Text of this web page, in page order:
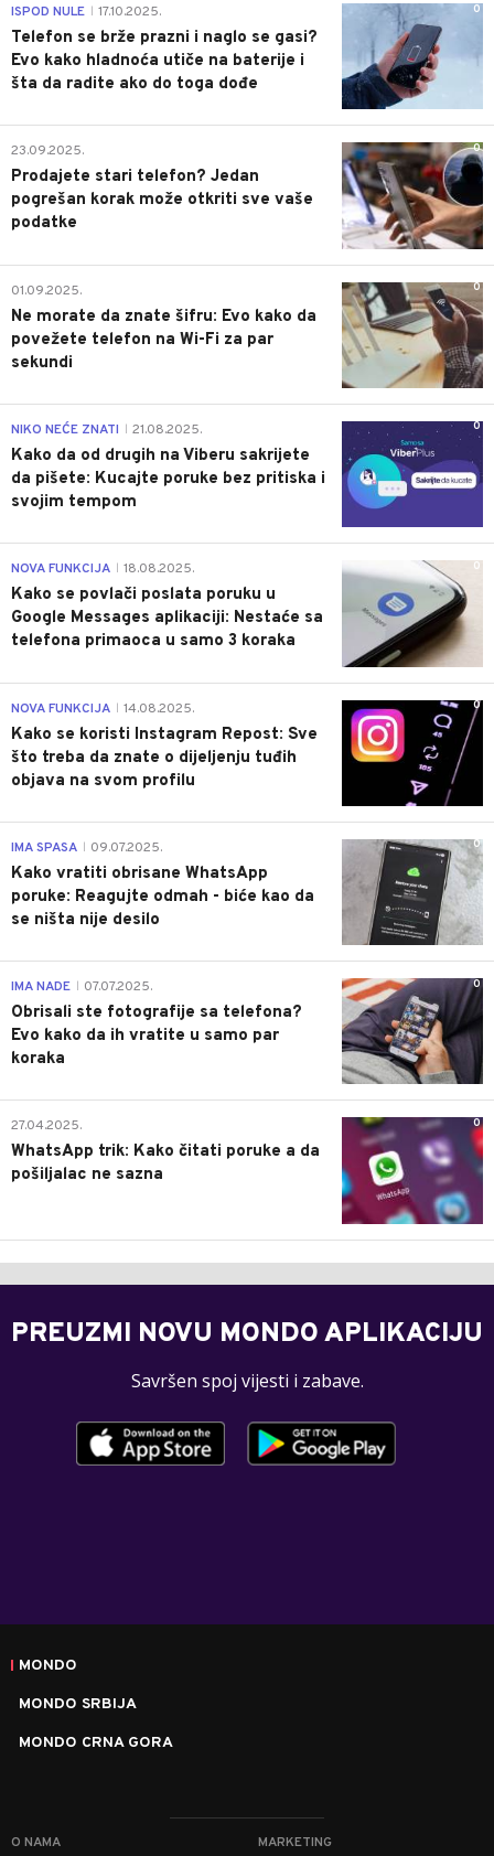
0
ISPOD NULE 17.10.2025.
Telefon se brže prazni i naglo se gasi?
Evo kako hladnoća utiče na baterije i
šta da radite ako do toga dođe
0
23.09.2025.
Prodajete stari telefon? Jedan
pogrešan korak može otkriti sve vaše
podatke
0
01.09.2025.
Ne morate da znate šifru: Evo kako da
povežete telefon na Wi-Fi za par
sekundi
0
NIKO NEĆE ZNATI 21.08.2025.
Kako da od drugih na Viberu sakrijete
da pišete: Kucajte poruke bez pritiska i
svojim tempom
0
NOVA FUNKCIJA 18.08.2025.
Kako se povlači poslata poruku u
Google Messages aplikaciji: Nestaće sa
telefona primaoca u samo 3 koraka
0
NOVA FUNKCIJA 14.08.2025.
Kako se koristi Instagram Repost: Sve
što treba da znate o dijeljenju tuđih
objava na svom profilu
0
IMA SPASA 09.07.2025.
Kako vratiti obrisane WhatsApp
poruke: Reagujte odmah - biće kao da
se ništa nije desilo
0
IMA NADE 07.07.2025.
Obrisali ste fotografije sa telefona?
Evo kako da ih vratite u samo par
koraka
0
27.04.2025.
WhatsApp trik: Kako čitati poruke a da
pošiljalac ne sazna
PREUZMI NOVU MONDO APLIKACIJU
Savršen spoj vijesti i zabave.
MONDO
MONDO SRBIJA
MONDO CRNA GORA
O NAMA MARKETING